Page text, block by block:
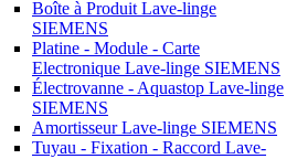
Boîte à Produit Lave-linge
SIEMENS
Platine - Module - Carte
Electronique Lave-linge SIEMENS
Électrovanne - Aquastop Lave-linge
SIEMENS
Amortisseur Lave-linge SIEMENS
Tuyau - Fixation - Raccord Lave-